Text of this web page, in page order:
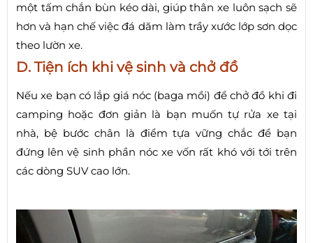
một tấm chắn bùn kéo dài, giúp thân xe luôn sạch sẽ
hơn và hạn chế việc đá dăm làm trầy xước lớp sơn dọc
theo lườn xe.
D. Tiện ích khi vệ sinh và chở đồ
Nếu xe bạn có lắp giá nóc (baga mồi) để chở đồ khi đi
camping hoặc đơn giản là bạn muốn tự rửa xe tại
nhà, bệ bước chân là điểm tựa vững chắc để bạn
đứng lên vệ sinh phần nóc xe vốn rất khó với tới trên
các dòng SUV cao lớn.